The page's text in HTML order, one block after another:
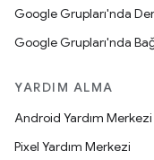
Google Grupları'nda
Google Grupları'nda
YARDIM ALMA
Android Yardım Merkezi
Pixel Yardım Merkezi